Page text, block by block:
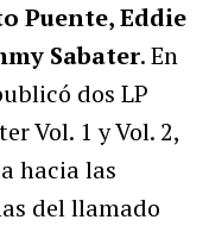
Puente, Eddie
Sabater. En
dos LP
Vol. 1 y Vol. 2,
hacia las
del llamado